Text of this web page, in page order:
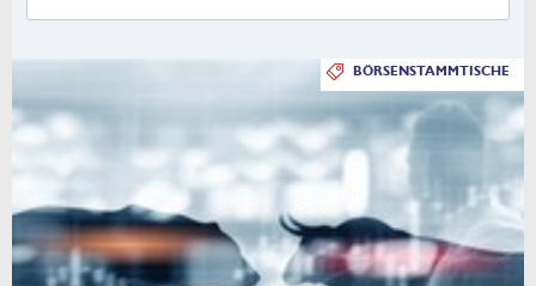
BÖRSENSTAMMTISCHE